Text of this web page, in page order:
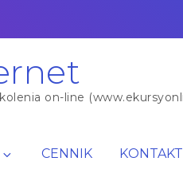
on-line
CENNIK KONTAKT